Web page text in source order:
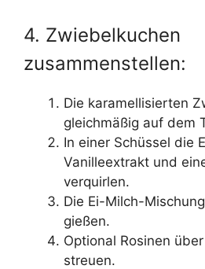
4. Zwiebelkuchen
zusammenstellen:
Die karamellisierten
gleichmäßig auf dem
In einer Schüssel die
Vanilleextrakt und
verquirlen.
Die Ei-Milch-
gießen.
Optional Rosinen
streuen.